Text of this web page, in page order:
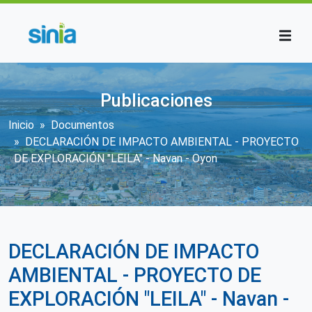
Publicaciones
Sobrescribir enlaces de ayuda a la
Inicio
Documentos
DECLARACIÓN DE IMPACTO AMBIENTAL - PROYECTO
DE EXPLORACIÓN "LEILA" - Navan - Oyon
DECLARACIÓN DE IMPACTO
AMBIENTAL - PROYECTO DE
EXPLORACIÓN "LEILA" - Navan -